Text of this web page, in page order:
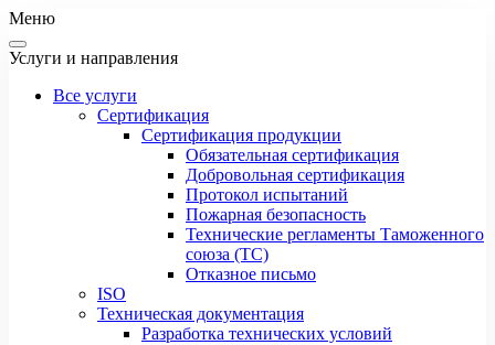
Меню
Услуги и направления
Все услуги
Сертификация
Сертификация продукции
Обязательная сертификация
Добровольная сертификация
Протокол испытаний
Пожарная безопасность
Технические регламенты Таможенного
союза (ТС)
Отказное письмо
ISO
Техническая документация
Разработка технических условий